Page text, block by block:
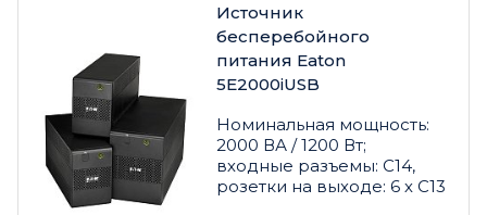
Источник
бесперебойного
питания Eaton
5E2000iUSB
Номинальная мощность:
2000 ВА / 1200 Вт;
входные разъемы: C14,
розетки на выходе: 6 х C13